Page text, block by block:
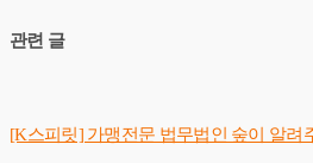
관련 글
[K스피릿] 가맹전문 법무법인 숲이 알려